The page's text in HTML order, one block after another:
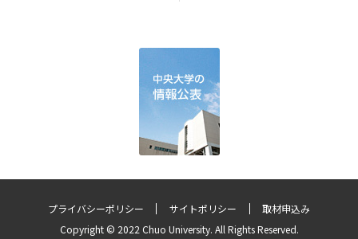
プライバシーポリシー サイトポリシー
取材申込み
Copyright © 2022 Chuo University. All Rights Reserved.